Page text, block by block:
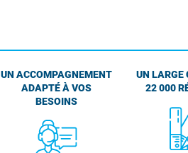
UN ACCOMPAGNEMENT
ADAPTÉ À VOS
BESOINS
UN LARGE
22 000